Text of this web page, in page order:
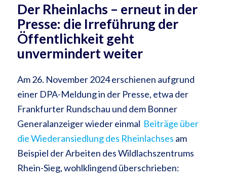
Der Rheinlachs – erneut in der
Presse: die Irreführung der
Öffentlichkeit geht
unvermindert weiter
Am 26. November 2024 erschienen aufgrund
einer DPA-Meldung in der Presse, etwa der
Frankfurter Rundschau und dem Bonner
Generalanzeiger wieder einmal Beiträge über
die Wiederansiedlung des Rheinlachses am
Beispiel der Arbeiten des Wildlachszentrums
Rhein-Sieg, wohlklingend überschrieben: